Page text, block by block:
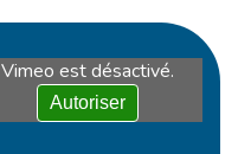
Vimeo est désactivé.
Autoriser